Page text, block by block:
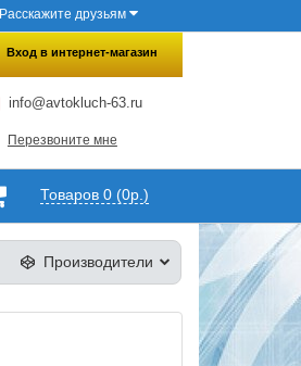
×
Расскажите друзьям
Вход в интернет-магазин
info@avtokluch-63.ru
Перезвоните мне
Товаров 0 (0р.)
Производители